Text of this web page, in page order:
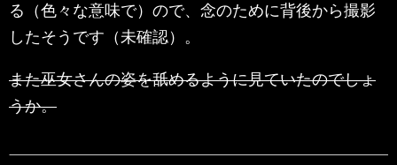
る（色々な意味で）ので、念のために背後から撮影
したそうです（未確認）。
また巫女さんの姿を舐めるように見ていたのでしょ
うか。